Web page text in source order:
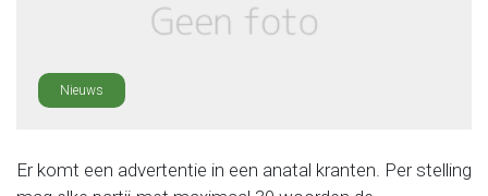
Nieuws
Er komt een advertentie in een anatal kranten. Per stelling